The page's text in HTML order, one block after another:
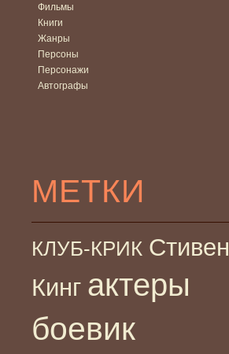
Фильмы
Книги
Жанры
Персоны
Персонажи
Автографы
МЕТКИ
КЛУБ-КРИК Стивен
Кинг актеры
боевик